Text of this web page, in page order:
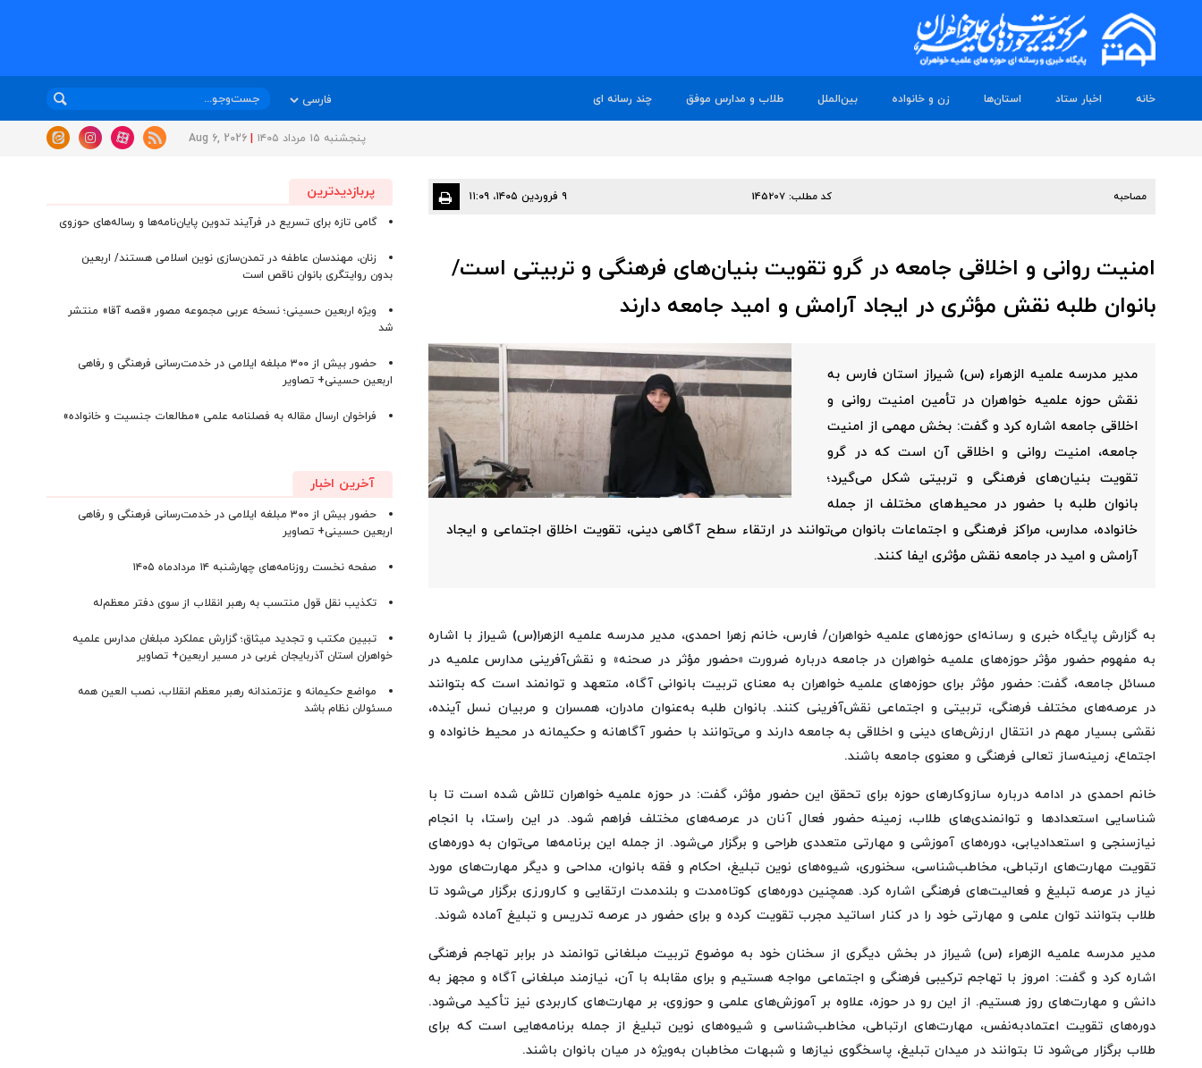
خانه اخبار ستاد استان‌ها زن و خانواده بین‌الملل طلاب و مدارس موفق چند رسانه ای
پنجشنبه ۱۵ مرداد ۱۴۰۵ Aug 6, 2026
مصاحبه کد مطلب: 145207 ۹ فروردین ۱۴۰۵، ۱۱:۰۹
امنیت روانی و اخلاقی جامعه در گرو تقویت بنیان‌های فرهنگی و تربیتی است/
بانوان طلبه نقش مؤثری در ایجاد آرامش و امید جامعه دارند
مدیر مدرسه علمیه الزهراء (س) شیراز استان فارس به
نقش حوزه علمیه خواهران در تأمین امنیت روانی و
اخلاقی جامعه اشاره کرد و گفت: بخش مهمی از امنیت
جامعه، امنیت روانی و اخلاقی آن است که در گرو
تقویت بنیان‌های فرهنگی و تربیتی شکل می‌گیرد؛
بانوان طلبه با حضور در محیط‌های مختلف از جمله
خانواده، مدارس، مراکز فرهنگی و اجتماعات بانوان می‌توانند در ارتقاء سطح آگاهی دینی، تقویت اخلاق اجتماعی و ایجاد
آرامش و امید در جامعه نقش مؤثری ایفا کنند.
به گزارش پایگاه خبری و رسانه‌ای حوزه‌های علمیه خواهران/ فارس، خانم زهرا احمدی، مدیر مدرسه علمیه الزهرا(س) شیراز با اشاره
به مفهوم حضور مؤثر حوزه‌های علمیه خواهران در جامعه درباره ضرورت «حضور مؤثر در صحنه» و نقش‌آفرینی مدارس علمیه در
مسائل جامعه، گفت: حضور مؤثر برای حوزه‌های علمیه خواهران به معنای تربیت بانوانی آگاه، متعهد و توانمند است که بتوانند
در عرصه‌های مختلف فرهنگی، تربیتی و اجتماعی نقش‌آفرینی کنند. بانوان طلبه به‌عنوان مادران، همسران و مربیان نسل آینده،
نقشی بسیار مهم در انتقال ارزش‌های دینی و اخلاقی به جامعه دارند و می‌توانند با حضور آگاهانه و حکیمانه در محیط خانواده و
اجتماع، زمینه‌ساز تعالی فرهنگی و معنوی جامعه باشند.
خانم احمدی در ادامه درباره سازوکارهای حوزه برای تحقق این حضور مؤثر، گفت: در حوزه علمیه خواهران تلاش شده است تا با
شناسایی استعدادها و توانمندی‌های طلاب، زمینه حضور فعال آنان در عرصه‌های مختلف فراهم شود. در این راستا، با انجام
نیازسنجی و استعدادیابی، دوره‌های آموزشی و مهارتی متعددی طراحی و برگزار می‌شود. از جمله این برنامه‌ها می‌توان به دوره‌های
تقویت مهارت‌های ارتباطی، مخاطب‌شناسی، سخنوری، شیوه‌های نوین تبلیغ، احکام و فقه بانوان، مداحی و دیگر مهارت‌های مورد
نیاز در عرصه تبلیغ و فعالیت‌های فرهنگی اشاره کرد. همچنین دوره‌های کوتاه‌مدت و بلندمدت ارتقایی و کارورزی برگزار می‌شود تا
طلاب بتوانند توان علمی و مهارتی خود را در کنار اساتید مجرب تقویت کرده و برای حضور در عرصه تدریس و تبلیغ آماده شوند.
مدیر مدرسه علمیه الزهراء (س) شیراز در بخش دیگری از سخنان خود به موضوع تربیت مبلغانی توانمند در برابر تهاجم فرهنگی
اشاره کرد و گفت: امروز با تهاجم ترکیبی فرهنگی و اجتماعی مواجه هستیم و برای مقابله با آن، نیازمند مبلغانی آگاه و مجهز به
دانش و مهارت‌های روز هستیم. از این رو در حوزه، علاوه بر آموزش‌های علمی و حوزوی، بر مهارت‌های کاربردی نیز تأکید می‌شود.
دوره‌های تقویت اعتمادبه‌نفس، مهارت‌های ارتباطی، مخاطب‌شناسی و شیوه‌های نوین تبلیغ از جمله برنامه‌هایی است که برای
طلاب برگزار می‌شود تا بتوانند در میدان تبلیغ، پاسخگوی نیازها و شبهات مخاطبان به‌ویژه در میان بانوان باشند.
پربازدیدترین
گامی تازه برای تسریع در فرآیند تدوین پایان‌نامه‌ها و رساله‌های حوزوی
زنان، مهندسان عاطفه در تمدن‌سازی نوین اسلامی هستند/ اربعین
بدون روایتگری بانوان ناقص است
ویژه اربعین حسینی؛ نسخه عربی مجموعه مصور «قصه آقا» منتشر
شد
حضور بیش از ۳۰۰ مبلغه ایلامی در خدمت‌رسانی فرهنگی و رفاهی
اربعین حسینی+ تصاویر
فراخوان ارسال مقاله به فصلنامه علمی «مطالعات جنسیت و خانواده»
آخرین اخبار
حضور بیش از ۳۰۰ مبلغه ایلامی در خدمت‌رسانی فرهنگی و رفاهی
اربعین حسینی+ تصاویر
صفحه نخست روزنامه‌های چهارشنبه ۱۴ مردادماه ۱۴۰۵
تکذیب نقل قول منتسب به رهبر انقلاب از سوی دفتر معظم‌له
تبیین مکتب و تجدید میثاق؛ گزارش عملکرد مبلغان مدارس علمیه
خواهران استان آذربایجان‌ غربی در مسیر اربعین+ تصاویر
مواضع حکیمانه و عزتمندانه رهبر معظم انقلاب، نصب العین همه
مسئولان نظام باشد